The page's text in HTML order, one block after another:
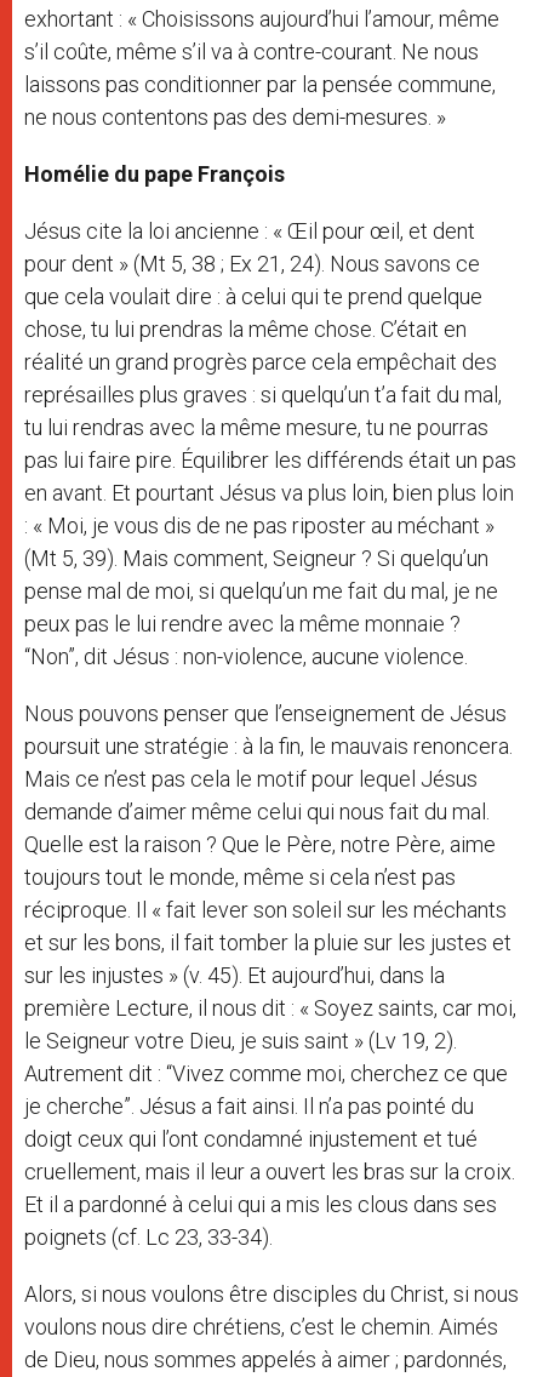
exhortant : « Choisissons aujourd’hui l’amour, même
s’il coûte, même s’il va à contre-courant. Ne nous
laissons pas conditionner par la pensée commune,
ne nous contentons pas des demi-mesures. »
Homélie du pape François
Jésus cite la loi ancienne : « Œil pour œil, et dent
pour dent » (Mt 5, 38 ; Ex 21, 24). Nous savons ce
que cela voulait dire : à celui qui te prend quelque
chose, tu lui prendras la même chose. C’était en
réalité un grand progrès parce cela empêchait des
représailles plus graves : si quelqu’un t’a fait du mal,
tu lui rendras avec la même mesure, tu ne pourras
pas lui faire pire. Équilibrer les différends était un pas
en avant. Et pourtant Jésus va plus loin, bien plus loin
: « Moi, je vous dis de ne pas riposter au méchant »
(Mt 5, 39). Mais comment, Seigneur ? Si quelqu’un
pense mal de moi, si quelqu’un me fait du mal, je ne
peux pas le lui rendre avec la même monnaie ?
“Non”, dit Jésus : non-violence, aucune violence.
Nous pouvons penser que l’enseignement de Jésus
poursuit une stratégie : à la fin, le mauvais renoncera.
Mais ce n’est pas cela le motif pour lequel Jésus
demande d’aimer même celui qui nous fait du mal.
Quelle est la raison ? Que le Père, notre Père, aime
toujours tout le monde, même si cela n’est pas
réciproque. Il « fait lever son soleil sur les méchants
et sur les bons, il fait tomber la pluie sur les justes et
sur les injustes » (v. 45). Et aujourd’hui, dans la
première Lecture, il nous dit : « Soyez saints, car moi,
le Seigneur votre Dieu, je suis saint » (Lv 19, 2).
Autrement dit : “Vivez comme moi, cherchez ce que
je cherche”. Jésus a fait ainsi. Il n’a pas pointé du
doigt ceux qui l’ont condamné injustement et tué
cruellement, mais il leur a ouvert les bras sur la croix.
Et il a pardonné à celui qui a mis les clous dans ses
poignets (cf. Lc 23, 33-34).
Alors, si nous voulons être disciples du Christ, si nous
voulons nous dire chrétiens, c’est le chemin. Aimés
de Dieu, nous sommes appelés à aimer ; pardonnés,